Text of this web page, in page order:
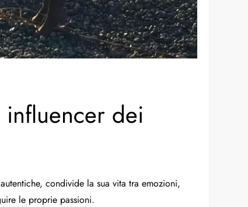
influencer dei
condivide la sua vita tra emozioni,
le proprie passioni.